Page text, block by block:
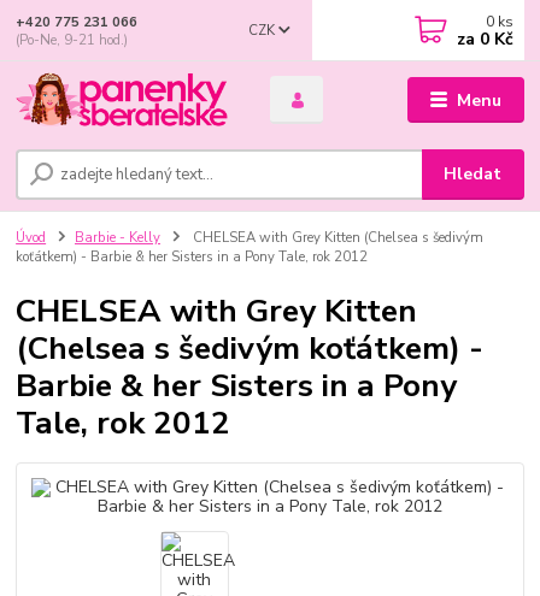
Menu
CZK
Hledat
+420 775 231 066
(Po-Ne, 9-21 hod.)
0 ks
za 0 Kč
Úvod Barbie - Kelly
CHELSEA with Grey Kitten (Chelsea s šedivým
koťátkem) - Barbie & her Sisters in a Pony Tale, rok 2012
CHELSEA with Grey Kitten
(Chelsea s šedivým koťátkem) -
Barbie & her Sisters in a Pony
Tale, rok 2012